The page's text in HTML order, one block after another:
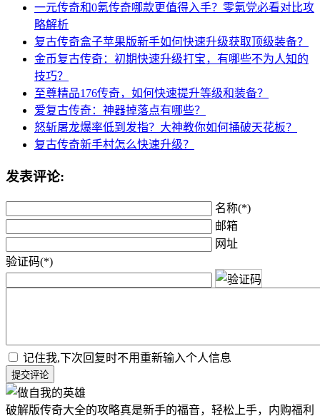
一元传奇和0氪传奇哪款更值得入手？零氪党必看对比攻
略解析
复古传奇盒子苹果版新手如何快速升级获取顶级装备？
金币复古传奇：初期快速升级打宝，有哪些不为人知的
技巧？
至尊精品176传奇，如何快速提升等级和装备？
爱复古传奇：神器掉落点有哪些？
怒斩屠龙爆率低到发指？大神教你如何捅破天花板？
复古传奇新手村怎么快速升级？
发表评论:
名称(*)
邮箱
网址
验证码(*)
记住我,下次回复时不用重新输入个人信息
提交评论
破解版传奇大全的攻略真是新手的福音，轻松上手，内购福利